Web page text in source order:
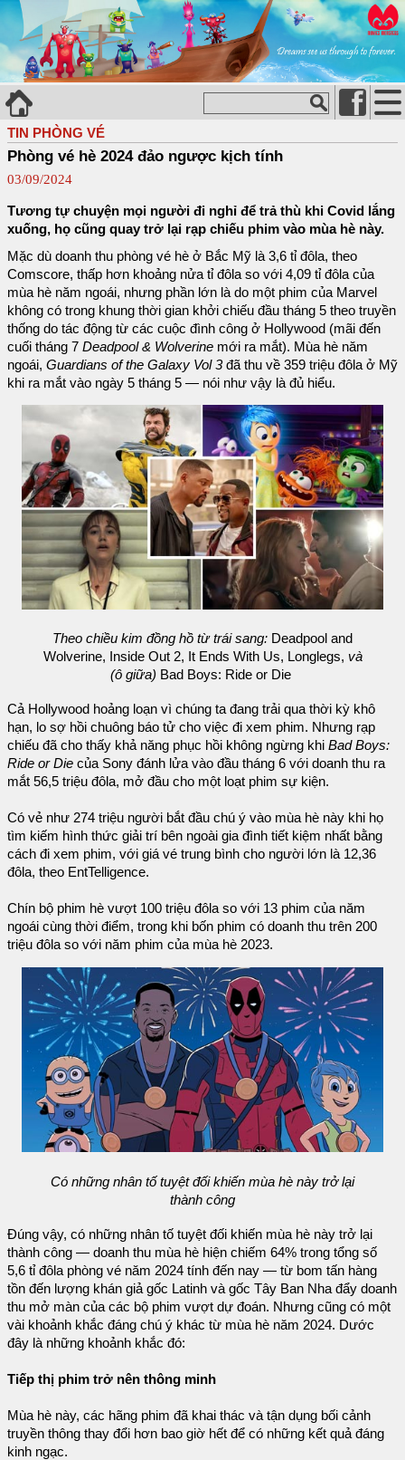
TIN PHÒNG VÉ
Phòng vé hè 2024 đảo ngược kịch tính
03/09/2024
Tương tự chuyện mọi người đi nghỉ để trả thù khi Covid lắng
xuống, họ cũng quay trở lại rạp chiếu phim vào mùa hè này.
Mặc dù doanh thu phòng vé hè ở Bắc Mỹ là 3,6 tỉ đôla, theo
Comscore, thấp hơn khoảng nửa tỉ đôla so với 4,09 tỉ đôla của
mùa hè năm ngoái, nhưng phần lớn là do một phim của Marvel
không có trong khung thời gian khởi chiếu đầu tháng 5 theo truyền
thống do tác động từ các cuộc đình công ở Hollywood (mãi đến
cuối tháng 7 Deadpool & Wolverine mới ra mắt). Mùa hè năm
ngoái, Guardians of the Galaxy Vol 3đã thu về 359 triệu đôla ở Mỹ
khi ra mắt vào ngày 5 tháng 5 — nói như vậy là đủ hiểu.
Theo chiều kim đồng hồ từ trái sang: Deadpool and
Wolverine, Inside Out 2, It Ends With Us, Longlegs, và
(ô giữa) Bad Boys: Ride or Die
Cả Hollywood hoảng loạn vì chúng ta đang trải qua thời kỳ khô
hạn, lo sợ hồi chuông báo tử cho việc đi xem phim. Nhưng rạp
chiếu đã cho thấy khả năng phục hồi không ngừng khi Bad Boys:
Ride or Die của Sony đánh lửa vào đầu tháng 6 với doanh thu ra
mắt 56,5 triệu đôla, mở đầu cho một loạt phim sự kiện.
Có vẻ như 274 triệu người bắt đầu chú ý vào mùa hè này khi họ
tìm kiếm hình thức giải trí bên ngoài gia đình tiết kiệm nhất bằng
cách đi xem phim, với giá vé trung bình cho người lớn là 12,36
đôla, theo EntTelligence.
Chín bộ phim hè vượt 100 triệu đôla so với 13 phim của năm
ngoái cùng thời điểm, trong khi bốn phim có doanh thu trên 200
triệu đôla so với năm phim của mùa hè 2023.
Có những nhân tố tuyệt đối khiến mùa hè này trở lại
thành công
Đúng vậy, có những nhân tố tuyệt đối khiến mùa hè này trở lại
thành công — doanh thu mùa hè hiện chiếm 64% trong tổng số
5,6 tỉ đôla phòng vé năm 2024 tính đến nay — từ bom tấn hàng
tồn đến lượng khán giả gốc Latinh và gốc Tây Ban Nha đẩy doanh
thu mở màn của các bộ phim vượt dự đoán. Nhưng cũng có một
vài khoảnh khắc đáng chú ý khác từ mùa hè năm 2024. Dước
đây là những khoảnh khắc đó:
Tiếp thị phim trở nên thông minh
Mùa hè này, các hãng phim đã khai thác và tận dụng bối cảnh
truyền thông thay đổi hơn bao giờ hết để có những kết quả đáng
kinh ngạc.